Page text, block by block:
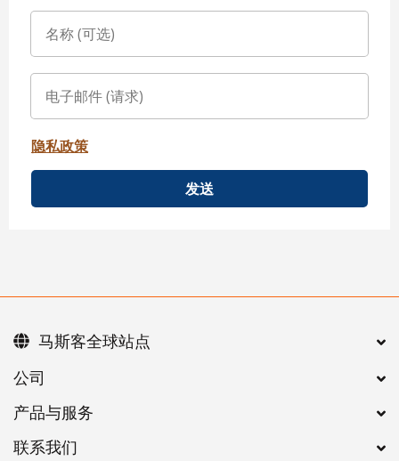
隐私政策
发送
公司
产品与服务
联系我们
马斯客全球站点